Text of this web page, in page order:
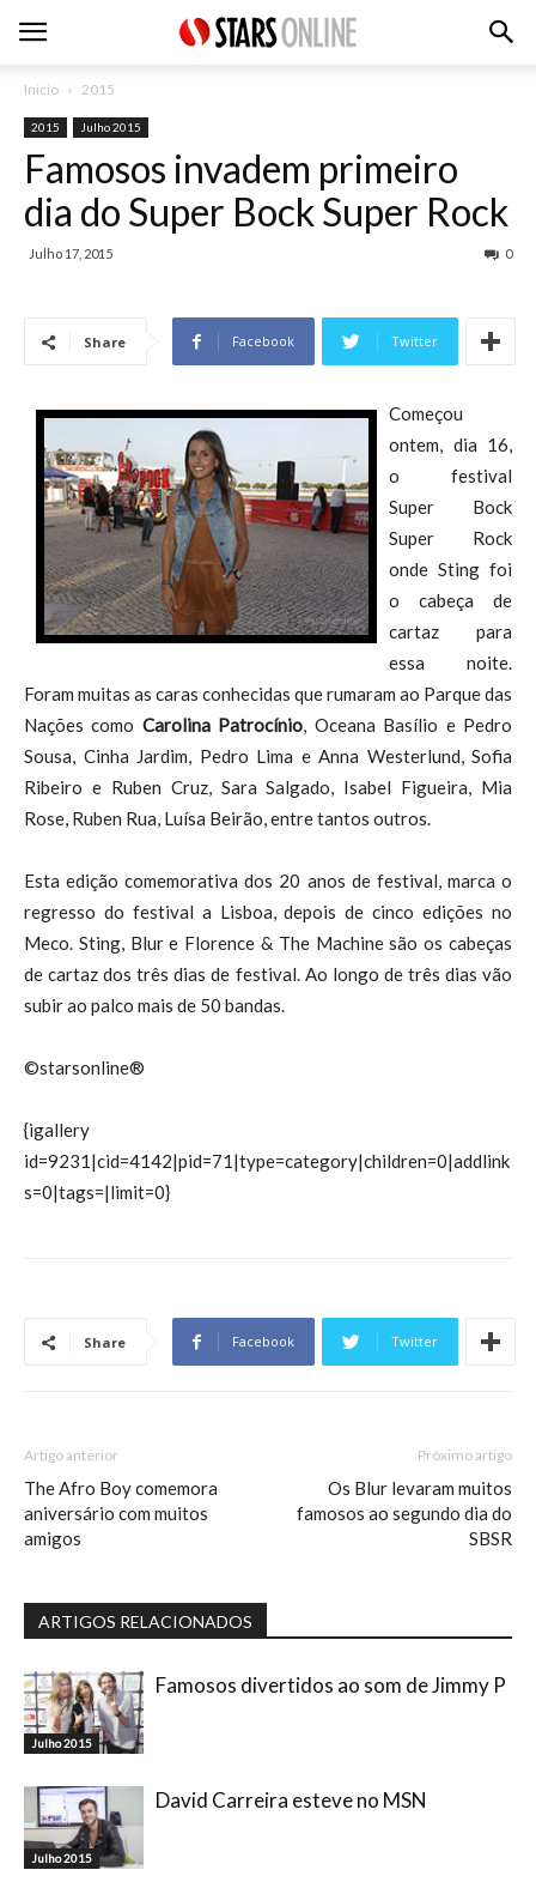
Inicio 2015
2015 Julho 2015
Famosos invadem primeiro
dia do Super Bock Super Rock
Julho 17, 2015 0
Share Facebook Twitter
Começou
ontem, dia 16,
o festival
Super Bock
Super Rock
onde Sting foi
o cabeça de
cartaz para
essa noite.
Foram muitas as caras conhecidas que rumaram ao Parque das
Nações como Carolina Patrocínio, Oceana Basílio e Pedro
Sousa, Cinha Jardim, Pedro Lima e Anna Westerlund, Sofia
Ribeiro e Ruben Cruz, Sara Salgado, Isabel Figueira, Mia
Rose, Ruben Rua, Luísa Beirão, entre tantos outros.
Esta edição comemorativa dos 20 anos de festival, marca o
regresso do festival a Lisboa, depois de cinco edições no
Meco. Sting, Blur e Florence & The Machine são os cabeças
de cartaz dos três dias de festival. Ao longo de três dias vão
subir ao palco mais de 50 bandas.
©starsonline®
{igallery
id=9231|cid=4142|pid=71|type=category|children=0|addlink
s=0|tags=|limit=0}
Share Facebook Twitter
Artigo anterior
The Afro Boy comemora
aniversário com muitos
amigos
Próximo artigo
Os Blur levaram muitos
famosos ao segundo dia do
SBSR
ARTIGOS RELACIONADOS
Julho 2015
Famosos divertidos ao som de Jimmy P
Julho 2015
David Carreira esteve no MSN